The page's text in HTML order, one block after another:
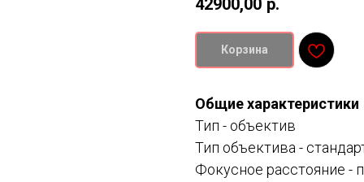
42900,00 р.
Корзина
Общие характеристики
Тип - объектив
Тип объектива -
Фокусное расстояние -